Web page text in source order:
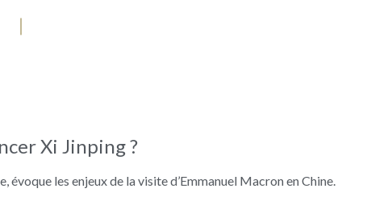
Xi Jinping ?
les enjeux de la visite d’Emmanuel Macron en Chine.